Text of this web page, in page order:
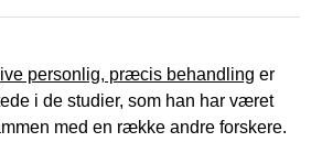
personlig, præcis behandling er
i de studier, som han har været
med en række andre forskere.